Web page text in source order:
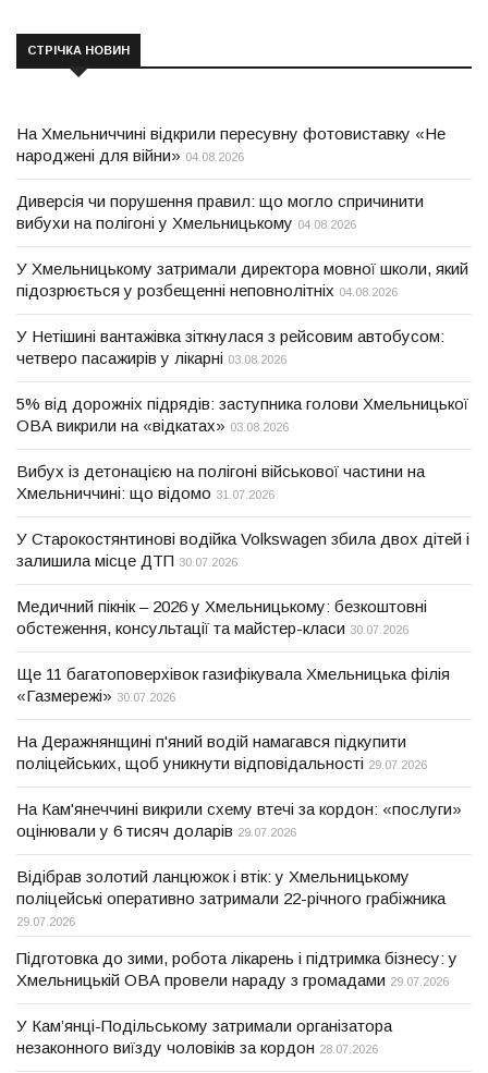
СТРІЧКА НОВИН
На Хмельниччині відкрили пересувну фотовиставку «Не
народжені для війни» 04.08.2026
Диверсія чи порушення правил: що могло спричинити
вибухи на полігоні у Хмельницькому 04.08.2026
У Хмельницькому затримали директора мовної школи, який
підозрюється у розбещенні неповнолітніх 04.08.2026
У Нетішині вантажівка зіткнулася з рейсовим автобусом:
четверо пасажирів у лікарні 03.08.2026
5% від дорожніх підрядів: заступника голови Хмельницької
ОВА викрили на «відкатах» 03.08.2026
Вибух із детонацією на полігоні військової частини на
Хмельниччині: що відомо 31.07.2026
У Старокостянтинові водійка Volkswagen збила двох дітей і
залишила місце ДТП 30.07.2026
Медичний пікнік – 2026 у Хмельницькому: безкоштовні
обстеження, консультації та майстер-класи 30.07.2026
Ще 11 багатоповерхівок газифікувала Хмельницька філія
«Газмережі» 30.07.2026
На Деражнянщині п'яний водій намагався підкупити
поліцейських, щоб уникнути відповідальності 29.07.2026
На Кам'янеччині викрили схему втечі за кордон: «послуги»
оцінювали у 6 тисяч доларів 29.07.2026
Відібрав золотий ланцюжок і втік: у Хмельницькому
поліцейські оперативно затримали 22-річного грабіжника
29.07.2026
Підготовка до зими, робота лікарень і підтримка бізнесу: у
Хмельницькій ОВА провели нараду з громадами 29.07.2026
У Кам’янці-Подільському затримали організатора
незаконного виїзду чоловіків за кордон 28.07.2026